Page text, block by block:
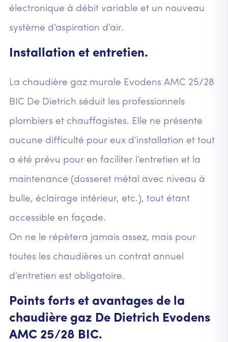
électronique à débit variable et un nouveau
système d’aspiration d’air.
Installation et entretien.
La chaudière gaz murale Evodens AMC 25/28
BIC De Dietrich séduit les professionnels
plombiers et chauffagistes. Elle ne présente
aucune difficulté pour eux d’installation et tout
a été prévu pour en faciliter l’entretien et la
maintenance (dosseret métal avec niveau à
bulle, éclairage intérieur, etc.), tout étant
accessible en façade.
On ne le répètera jamais assez, mais pour
toutes les chaudières un contrat annuel
d’entretien est obligatoire.
Points forts et avantages de la
chaudière gaz De Dietrich Evodens
AMC 25/28 BIC.